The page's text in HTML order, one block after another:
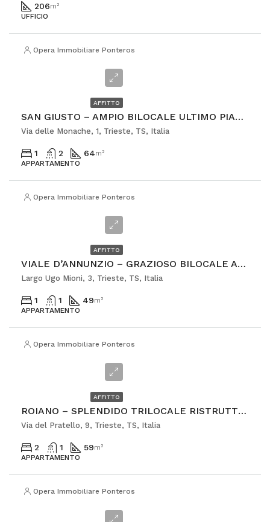
206m²
UFFICIO
Opera Immobiliare Ponterosso
AFFITTO
SAN GIUSTO – AMPIO BILOCALE ULTIMO PIANO
Via delle Monache, 1, Trieste, TS, Italia
1 2 64m²
APPARTAMENTO
Opera Immobiliare Ponterosso
AFFITTO
VIALE D’ANNUNZIO – GRAZIOSO BILOCALE ARREDATO
Largo Ugo Mioni, 3, Trieste, TS, Italia
1 1 49m²
APPARTAMENTO
Opera Immobiliare Ponterosso
AFFITTO
ROIANO – SPLENDIDO TRILOCALE RISTRUTTURATO
Via del Pratello, 9, Trieste, TS, Italia
2 1 59m²
APPARTAMENTO
Opera Immobiliare Ponterosso